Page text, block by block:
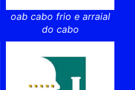
oab cabo frio e arraial
do cabo